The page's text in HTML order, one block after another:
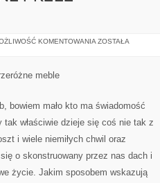
KOMENTOWANIA MŁODZIEŻ
NIE
WSZELKIE
AKCEPTOWANE
SPOŁECZEŃSTWO
ZOSTAŁA
meble
bowiem mało kto ma świadomość
tak właściwie dzieje się coś nie tak z
i wiele niemiłych chwil oraz
o skonstruowany przez nas dach i
życie. Jakim sposobem wskazują